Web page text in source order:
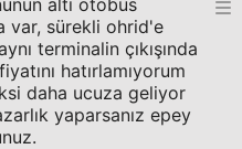
altı otobüs
var, sürekli ohrid'e
terminalin çıkışında
hatırlamıyorum
daha ucuza geliyor
yaparsanız epey